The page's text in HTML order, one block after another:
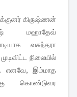
கிருஷ்ணன்
மஹாதேவ்
வசுந்தரா
நிலையில்
எனவே, இம்மாத
கொண்டுவர